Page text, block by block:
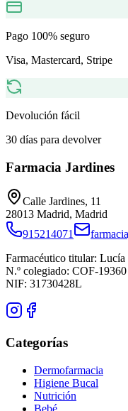
Pago 100% seguro
Visa, Mastercard, Stripe
Devolución fácil
30 días para devolver
Farmacia Jardines
Calle Jardines, 11
28013 Madrid, Madrid
915214071
Farmacéutico titular: Lucía
N.º colegiado: COF-19360
NIF: 31730428L
Categorías
Dermofarmacia
Higiene Bucal
Nutrición
Bebé